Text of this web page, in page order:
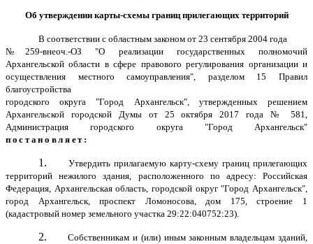
Об утверждении карты-схемы границ прилегающих территорий
В соответствии с областным законом от 23 сентября 2004 года
№259-внеоч.-ОЗ "О реализации государственных полномочий
Архангельской области в сфере правового регулирования организации и
осуществления местного самоуправления", разделом 15 Правил
благоустройства
городского округа "Город Архангельск", утвержденных решением
Архангельской городской Думы от 25 октября 2017 года № 581,
Администрация городского округа "Город Архангельск"
постановляет:
1.
Утвердить прилагаемую карту-схему границ прилегающих
территорий нежилого здания, расположенного по адресу: Российская
Федерация, Архангельская область, городской округ "Город Архангельск",
город Архангельск, проспект Ломоносова, дом 175, строение 1
(кадастровый номер земельного участка 29:22:040752:23).
2.
Собственникам и (или) иным законным владельцам зданий,